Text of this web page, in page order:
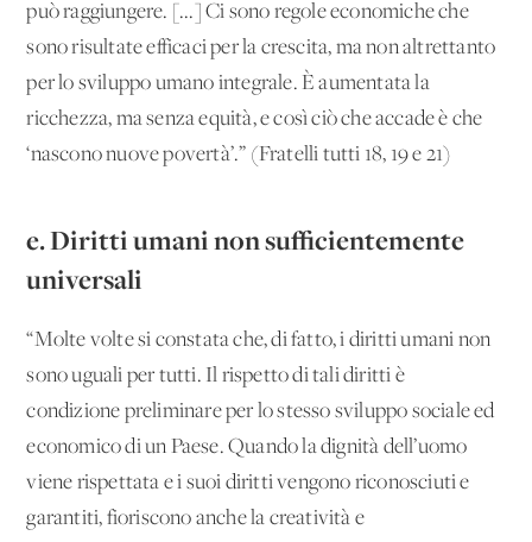
può raggiungere. [...] Ci sono regole economiche che
sono risultate efficaci per la crescita, ma non altrettanto
per lo sviluppo umano integrale. È aumentata la
ricchezza, ma senza equità, e così ciò che accade è che
‘nascono nuove povertà’.” (Fratelli tutti 18, 19 e 21)
e. Diritti umani non sufficientemente
universali
“Molte volte si constata che, di fatto, i diritti umani non
sono uguali per tutti. Il rispetto di tali diritti è
condizione preliminare per lo stesso sviluppo sociale ed
economico di un Paese. Quando la dignità dell’uomo
viene rispettata e i suoi diritti vengono riconosciuti e
garantiti, fioriscono anche la creatività e